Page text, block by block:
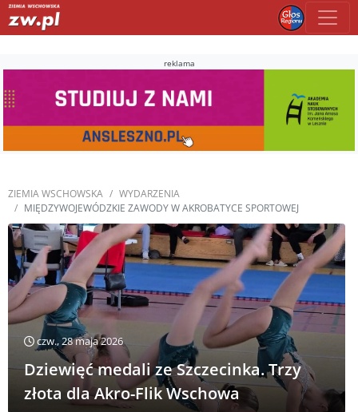
reklama
ZIEMIA WSCHOWSKA
WYDARZENIA
MIĘDZYWOJEWÓDZKIE ZAWODY W AKROBATYCE SPORTOWEJ
czw., 28 maja 2026
Dziewięć medali ze Szczecinka. Trzy
złota dla Akro-Flik Wschowa